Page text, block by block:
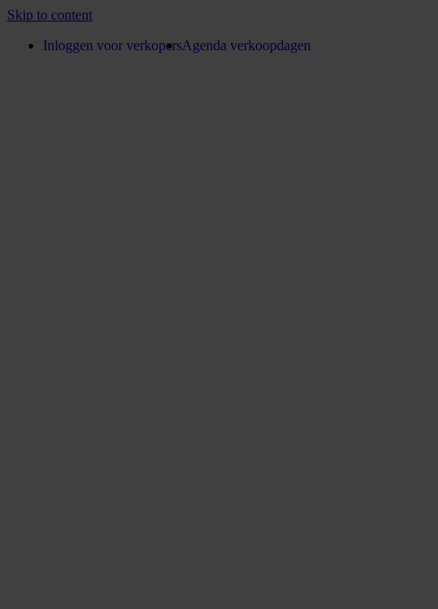
Skip to content
Inloggen voor verkopersAgenda verkoopdagen